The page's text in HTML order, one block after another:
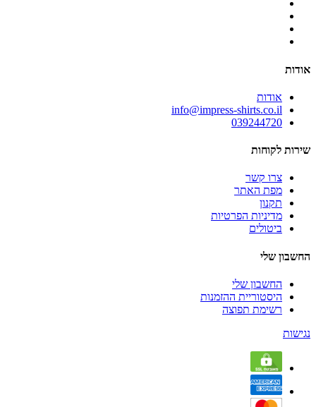
אודות
אודות
info@impress-shirts.co.il
039244720
שירות לקוחות
צרו קשר
מפת האתר
תקנון
מדיניות הפרטיות
ביטולים
החשבון שלי
החשבון שלי
היסטוריית ההזמנות
רשימת תפוצה
נגישות